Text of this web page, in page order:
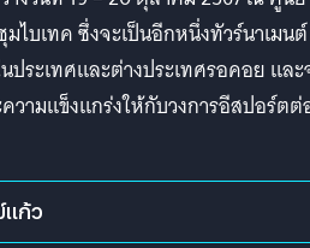
ไบเทค ซึ่งจะเป็นอีกหนึ่งทัวร์นาเมนต์
ระเทศและต่างประเทศรอคอย และ
วามแข็งแกร่งให้กับวงการอีสปอร์ตต่
แก้ว